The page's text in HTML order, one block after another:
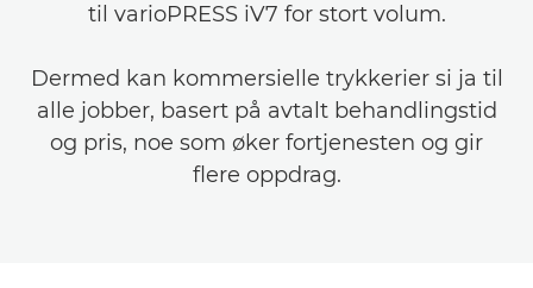
til varioPRESS iV7 for stort volum.
Dermed kan kommersielle trykkerier si ja til
alle jobber, basert på avtalt behandlingstid
og pris, noe som øker fortjenesten og gir
flere oppdrag.